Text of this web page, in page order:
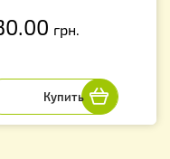
грн.